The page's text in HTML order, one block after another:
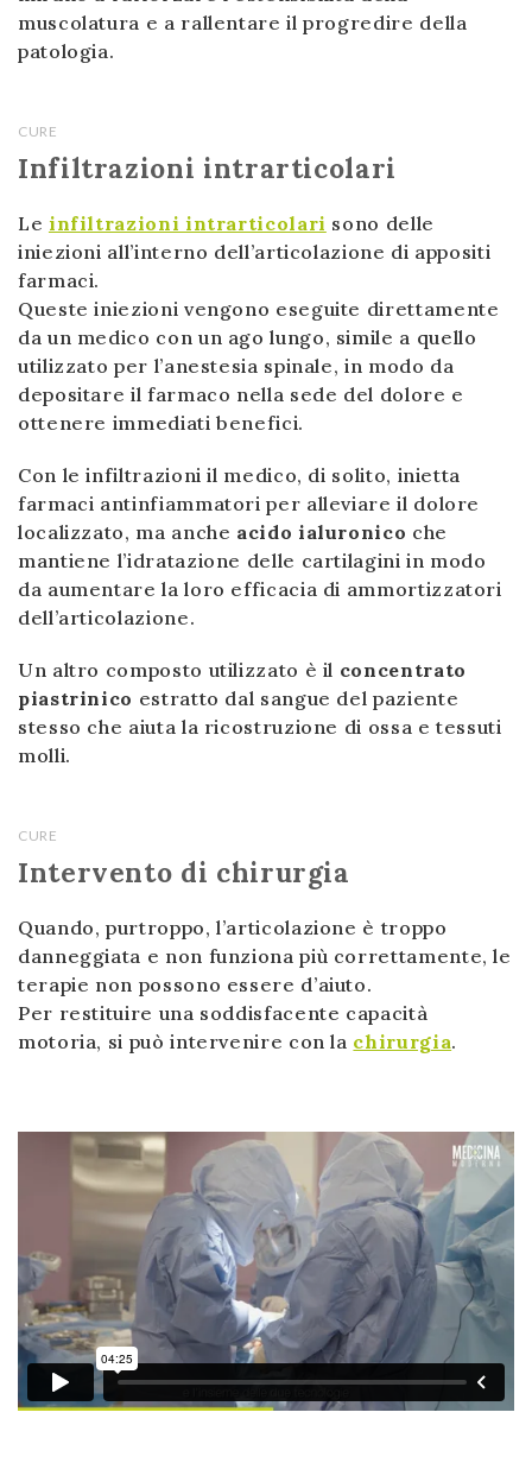
muscolatura e a rallentare il progredire della
patologia.
CURE
Infiltrazioni intrarticolari
Le infiltrazioni intrarticolari sono delle
iniezioni all’interno dell’articolazione di appositi
farmaci.
Queste iniezioni vengono eseguite direttamente
da un medico con un ago lungo, simile a quello
utilizzato per l’anestesia spinale, in modo da
depositare il farmaco nella sede del dolore e
ottenere immediati benefici.
Con le infiltrazioni il medico, di solito, inietta
farmaci antinfiammatori per alleviare il dolore
localizzato, ma anche acido ialuronico che
mantiene l’idratazione delle cartilagini in modo
da aumentare la loro efficacia di ammortizzatori
dell’articolazione.
Un altro composto utilizzato è il concentrato
piastrinico estratto dal sangue del paziente
stesso che aiuta la ricostruzione di ossa e tessuti
molli.
CURE
Intervento di chirurgia
Quando, purtroppo, l’articolazione è troppo
danneggiata e non funziona più correttamente, le
terapie non possono essere d’aiuto.
Per restituire una soddisfacente capacità
motoria, si può intervenire con la chirurgia.